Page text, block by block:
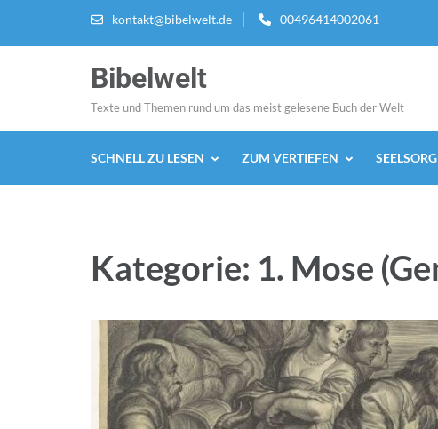
kontakt@bibelwelt.de 00496414002061
Bibelwelt
Texte und Themen rund um das meist gelesene Buch der Welt
SCHNELL ZU LESEN ZUM VERTIEFEN
Kategorie: 1. Mose